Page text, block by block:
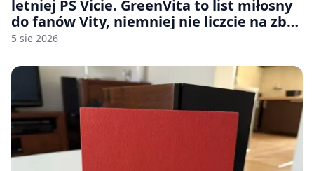
letniej PS Vicie. GreenVita to list miłosny
do fanów Vity, niemniej nie liczcie na zbyt
wiele [FELIETON]
5 sie 2026